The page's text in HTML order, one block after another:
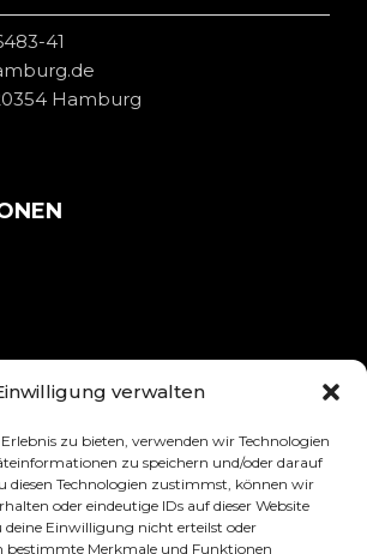
verwalten
zu bieten, verwenden wir Technologien
zu speichern und/oder darauf
diesen Technologien zustimmst, können wir
oder eindeutige IDs auf dieser Website
deine Einwilligung nicht erteilst oder
bestimmte Merkmale und Funktionen
41
Hamburg